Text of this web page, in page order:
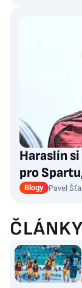
Haraslín
pro
Blogy Pavel